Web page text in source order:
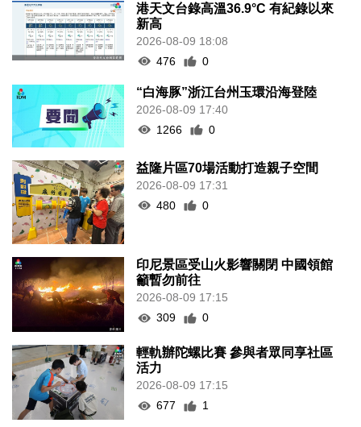
港天文台錄高溫36.9°C 有紀錄以來
新高
2026-08-09 18:08
476
0
“白海豚”浙江台州玉環沿海登陸
2026-08-09 17:40
1266
0
益隆片區70場活動打造親子空間
2026-08-09 17:31
480
0
印尼景區受山火影響關閉 中國領館
籲暫勿前往
2026-08-09 17:15
309
0
輕軌辦陀螺比賽 參與者眾同享社區
活力
2026-08-09 17:15
677
1